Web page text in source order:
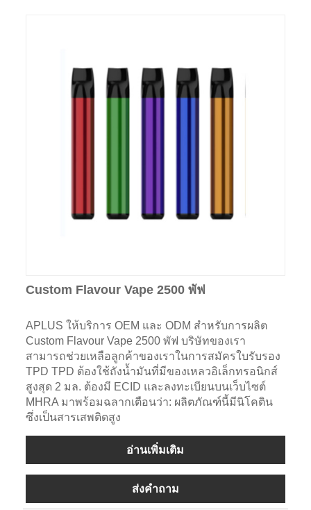
Custom Flavour Vape 2500 พัฟ
APLUS ให้บริการ OEM และ ODM สำหรับการผลิต
Custom Flavour Vape 2500 พัฟ บริษัทของเรา
สามารถช่วยเหลือลูกค้าของเราในการสมัครใบรับรอง
TPD TPD ต้องใช้ถังน้ำมันที่มีของเหลวอิเล็กทรอนิกส์
สูงสุด 2 มล. ต้องมี ECID และลงทะเบียนบนเว็บไซต์
MHRA มาพร้อมฉลากเตือนว่า: ผลิตภัณฑ์นี้มีนิโคติน
ซึ่งเป็นสารเสพติดสูง
อ่านเพิ่มเติม
ส่งคำถาม